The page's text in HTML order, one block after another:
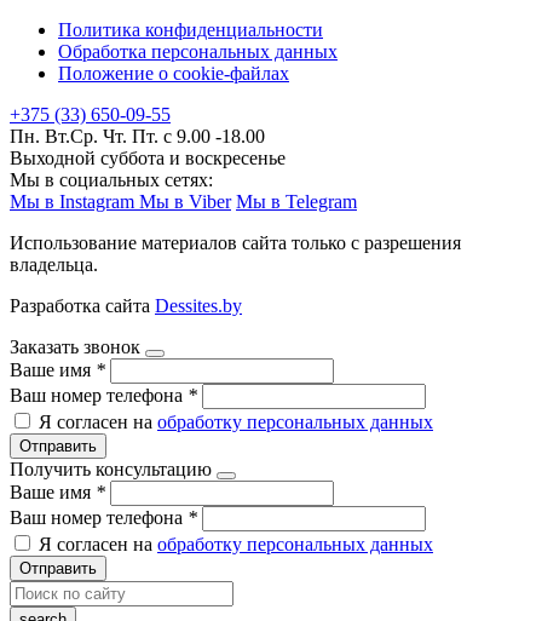
Политика конфиденциальности
Обработка персональных данных
Положение о cookie-файлах
+375 (33) 650-09-55
Пн. Вт.Ср. Чт. Пт. с 9.00 -18.00
Выходной суббота и воскресенье
Мы в социальных сетях:
Мы в Instagram Мы в Viber Мы в Telegram
Использование материалов сайта только с разрешения
владельца.
Разработка сайта Dessites.by
Заказать звонок
Ваше имя *
Ваш номер телефона *
Я согласен на обработку персональных данных
Отправить
Получить консультацию
Ваше имя *
Ваш номер телефона *
Я согласен на обработку персональных данных
Отправить